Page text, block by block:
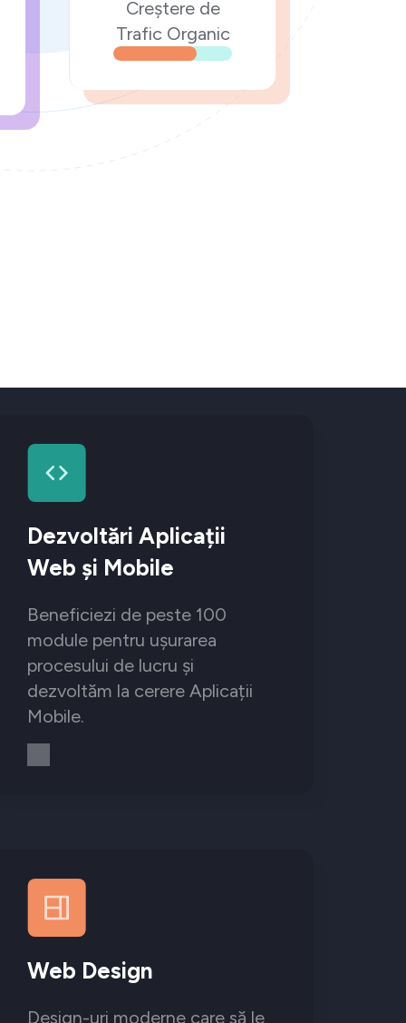
Creștere de
Trafic Organic
Dezvoltări Aplicații
Web și Mobile
Beneficiezi de peste 100
module pentru ușurarea
procesului de lucru și
dezvoltăm la cerere Aplicații
Mobile.
Web Design
Design-uri moderne care să le